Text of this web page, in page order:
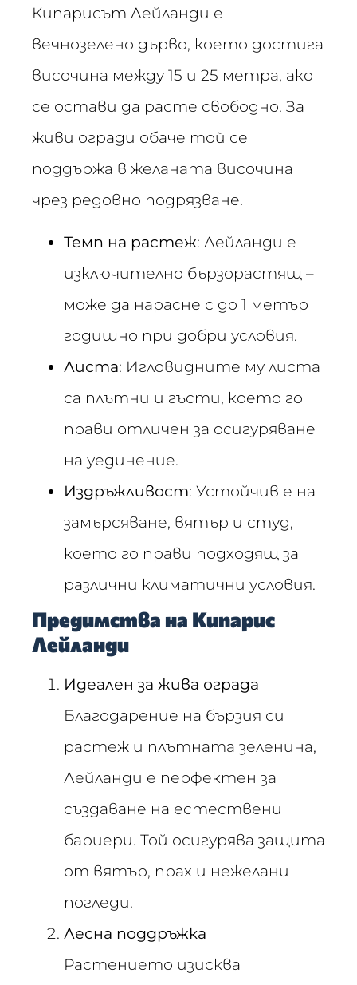
Кипарисът Лейланди е
вечнозелено дърво, което достига
височина между 15 и 25 метра, ако
се остави да расте свободно. За
живи огради обаче той се
поддържа в желаната височина
чрез редовно подрязване.
Темп на растеж: Лейланди е
изключително бързорастящ –
може да нарасне с до 1 метър
годишно при добри условия.
Листа: Игловидните му листа
са плътни и гъсти, което го
прави отличен за осигуряване
на уединение.
Издръжливост: Устойчив е на
замърсяване, вятър и студ,
което го прави подходящ за
различни климатични условия.
Предимства на Кипарис
Лейланди
Идеален за жива ограда
Благодарение на бързия си
растеж и плътната зеленина,
Лейланди е перфектен за
създаване на естествени
бариери. Той осигурява защита
от вятър, прах и нежелани
погледи.
Лесна поддръжка
Растението изисква